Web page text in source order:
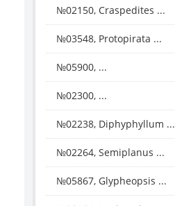
№02150, Craspedites ...
№03548, Protopirata ...
№05900, ...
№02300, ...
№02238, Diphyphyllum ...
№02264, Semiplanus ...
№05867, Glypheopsis ...